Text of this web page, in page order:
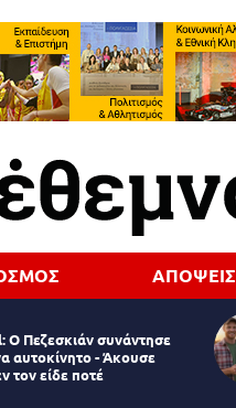
ΑΠΟΨΕΙΣ
Πεζεσκιάν συνάντησε
αυτοκίνητο - Άκουσε
τον είδε ποτέ